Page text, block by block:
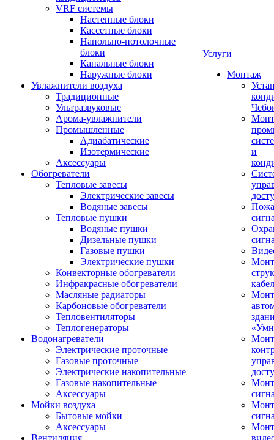
VRF системы
Настенные блоки
Кассетные блоки
Напольно-потолочные
блоки
Канальные блоки
Наружные блоки
Увлажнители воздуха
Традиционные
Ультразвуковые
Арома-увлажнители
Промышленныe
Адиабатические
Изотермические
Аксессуары
Обогреватели
Тепловые завесы
Электрические завесы
Водяные завесы
Тепловые пушки
Водяные пушки
Дизельные пушки
Газовые пушки
Электрические пушки
Конвекторные обогреватели
Инфракрасные обогреватели
Масляные радиаторы
Карбоновые обогреватели
Тепловентиляторы
Теплогенераторы
Водонагреватели
Электрические проточные
Газовые проточные
Электрические накопительные
Газовые накопительные
Аксессуары
Мойки воздуха
Бытовые мойки
Аксессуары
Вентиляция
Услуги
Монтаж
и